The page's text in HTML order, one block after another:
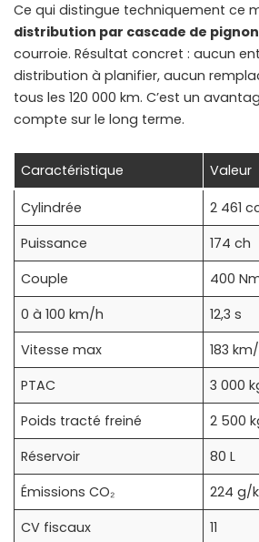
Ce qui distingue techniquement ce
distribution par cascade de
courroie. Résultat concret : aucun
distribution à planifier, aucun
tous les 120 000 km. C’est un
compte sur le long terme.
Caractéristique Valeur
Cylindrée
2 461
Puissance
174 ch
Couple
400
0 à 100 km/h
12,3 s
Vitesse max
183
PTAC
3 000
Poids tracté freiné
2 500
Réservoir
80 L
Émissions CO₂
224 g/
CV fiscaux
11